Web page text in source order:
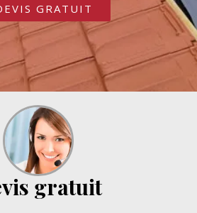
GRATUIT
gratuit